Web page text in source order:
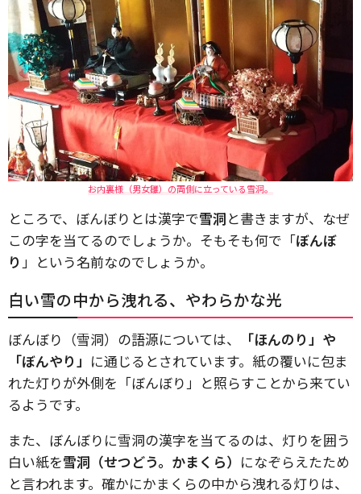
お内裏様（男女雛）の両側に立っている雪洞。
ところで、ぼんぼりとは漢字で雪洞と書きますが、なぜ
この字を当てるのでしょうか。そもそも何で「ぼんぼ
り 」という名前なのでしょうか。
白い雪の中から洩れる、やわらかな光
ぼんぼり（雪洞）の語源については、
「ほんのり」や
「ぼんやり」 に通じるとされています。紙の覆いに包ま
れた灯りが外側を「ぼんぼり」と照らすことから来てい
るようです。
また、ぼんぼりに雪洞の漢字を当てるのは、灯りを囲う
白い紙を雪洞（せつどう。かまくら） になぞらえたため
と言われます。確かにかまくらの中から洩れる灯りは、